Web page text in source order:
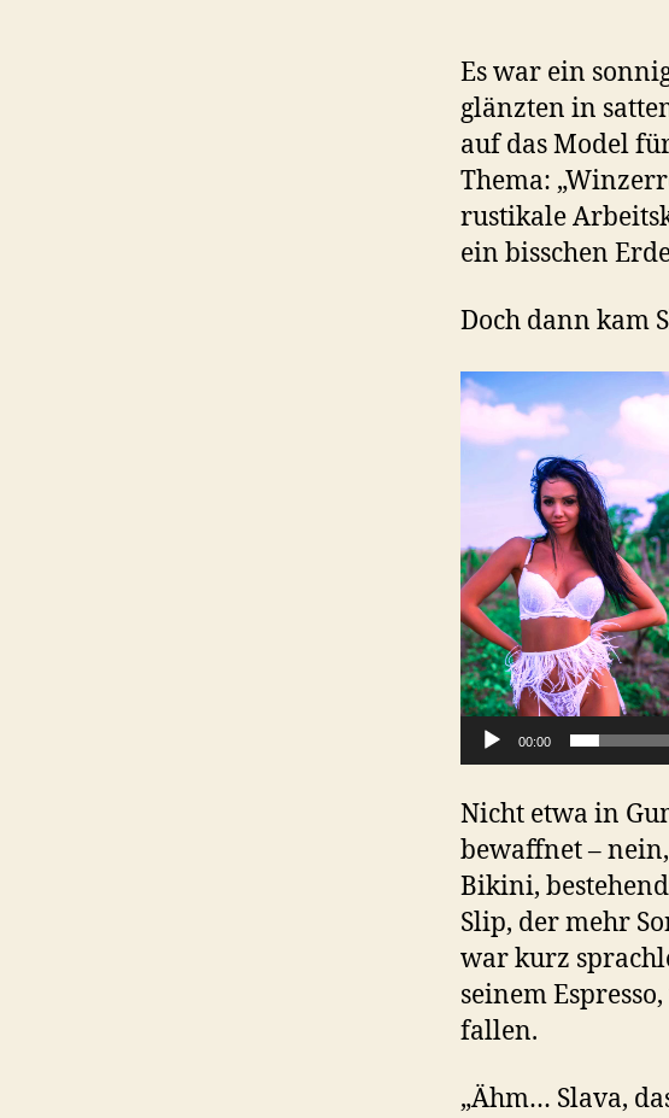
Es war ein
glänzten in
auf das Model
Thema:
rustikale
ein bisschen
Doch dann kam
V
o
P
l
a
y
e
r
00:00
Nicht etwa in
bewaffnet –
Bikini,
Slip, der mehr
war kurz
seinem
fallen.
„Ähm… Slava,